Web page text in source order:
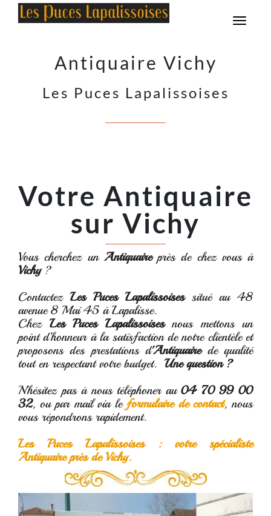
HORAIRE HIVER : DU JEUDI AU SAMEDI 9H-12H / 14H-18H30 HORAIRE D ÉTÉ: DU MARDI AU SAMEDI 9H-
12H/14H-18H30
Menu
Antiquaire Vichy
Les Puces Lapalissoises
Votre Antiquaire
sur Vichy
Vous cherchez un Antiquaireprès de chez vous à
Vichy ?
ContactezLes Puces Lapalissoisessitué au 48
avenue 8 Mai 45 à Lapalisse.
ChezLes Puces Lapalissoisesnous mettons un
point d’honneur à la satisfaction de notre clientèle et
proposons des prestations d'Antiquaire de qualité
tout en respectant votre budget. Une question ?
N’hésitez pas à nous téléphoner au04 70 99 00
32, ou par mail via le formulaire de contact, nous
vous répondrons rapidement.
Les Puces Lapalissoises : votre spécialiste
Antiquaire près de Vichy.